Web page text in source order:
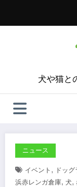
犬や猫と
ニュース
イベント , ドッグ
浜赤レンガ倉庫, 犬,